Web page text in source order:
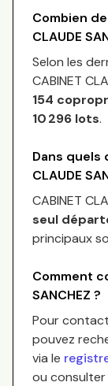
Combien
CLAUDE
Selon les
CABINET
154
10 296 lots.
Dans
CLAUDE
CABINET
seul
principaux
Comment
SANCHEZ ?
Pour
pouvez
via le
ou